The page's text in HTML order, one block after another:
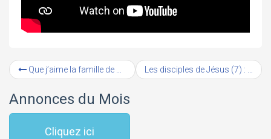
Que j’aime la famille de Dieu !
Annonces du Mois
Cliquez ici